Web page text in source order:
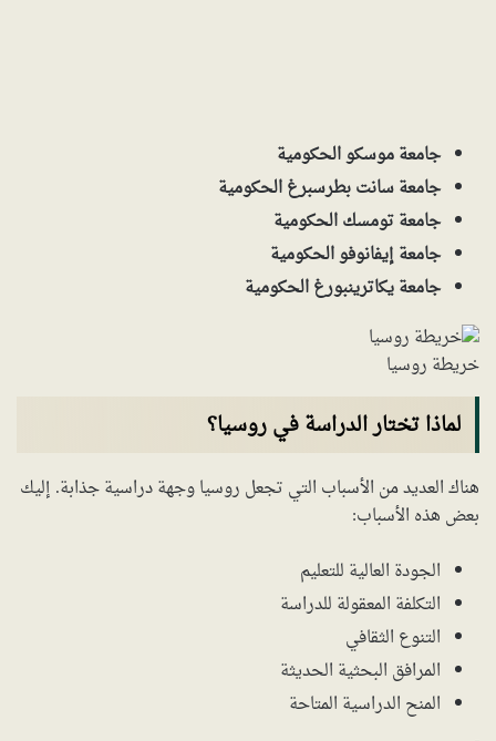
جامعة موسكو الحكومية
جامعة سانت بطرسبرغ الحكومية
جامعة تومسك الحكومية
جامعة إيفانوفو الحكومية
جامعة يكاترينبورغ الحكومية
خريطة روسيا
لماذا تختار الدراسة في روسيا؟
هناك العديد من الأسباب التي تجعل روسيا وجهة دراسية جذابة. إليك
بعض هذه الأسباب:
الجودة العالية للتعليم
التكلفة المعقولة للدراسة
التنوع الثقافي
المرافق البحثية الحديثة
المنح الدراسية المتاحة